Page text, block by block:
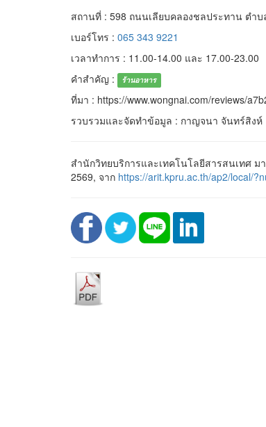
สถานที่ : 598 ถนนเลียบคลองชลประทาน ตำ
เบอร์โทร : 065 343 9221
เวลาทำการ : 11.00-14.00 และ 17.00-23.00
คำสำคัญ :
ร้านอาหาร
ที่มา : https://www.wongnai.com/reviews/
รวบรวมและจัดทำข้อมูล : กาญจนา จันทร์สิงห์
สำนักวิทยบริการและเทคโนโลยีสารสนเทศ
2569, จาก https://arit.kpru.ac.th/ap2/local/